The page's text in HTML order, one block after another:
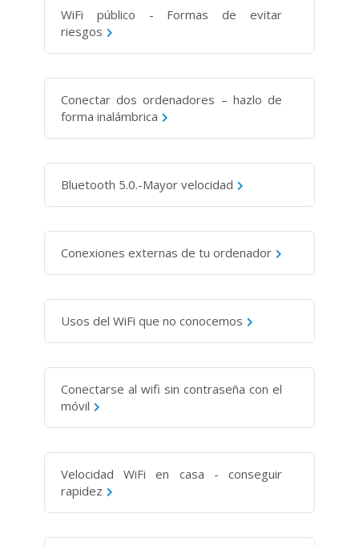
WiFi público - Formas de evitar
riesgos
Conectar dos ordenadores – hazlo de
forma inalámbrica
Bluetooth 5.0.-Mayor velocidad
Conexiones externas de tu ordenador
Usos del WiFi que no conocemos
Conectarse al wifi sin contraseña con el
móvil
Velocidad WiFi en casa - conseguir
rapidez